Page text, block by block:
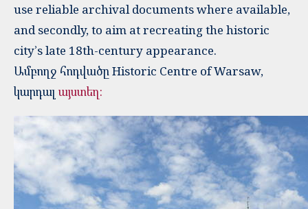
use reliable archival documents where available,
and secondly, to aim at recreating the historic
city’s late 18th-century appearance.
Ամբողջ հոդվածը Historic Centre of Warsaw,
կարդալ այստեղ: